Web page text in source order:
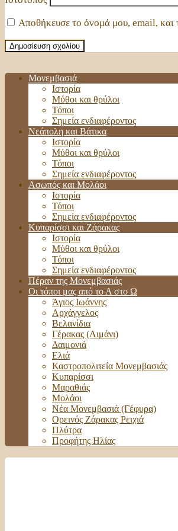
Αποθήκευσε το όνομά μου, email, και
Μονεμβασιά
Ιστορία
Μύθοι και θρύλοι
Τόποι
Σημεία ενδιαφέροντος
Νεάπολη και Βάτικα
Ιστορία
Μύθοι και θρύλοι
Τόποι
Σημεία ενδιαφέροντος
Ασωπός και Μολάοι
Ιστορία
Τόποι
Σημεία ενδιαφέροντος
Κυπαρίσσι και Ζάρακας
Ιστορία
Μύθοι και θρύλοι
Τόποι
Σημεία ενδιαφέροντος
Πέραν της Μονεμβασιάς
Οι τόποι μας από το Α στο Ω
Άγιος Ιωάννης
Αρχάγγελος
Βελανίδια
Γέρακας (Λιμάνι)
Δαιμονιά
Ελιά
Καστροπολιτεία Μονεμβασιάς
Κυπαρίσσι
Μαραθιάς
Μολάοι
Νέα Μονεμβασιά (Γέφυρα)
Ορεινός Ζάρακας Ρειχιά
Πλύτρα
Προφήτης Ηλίας
Monemvasia